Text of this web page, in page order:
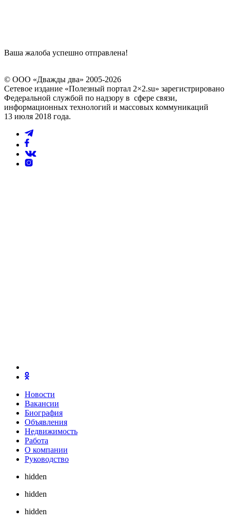
Ваша жалоба успешно отправлена!
© ООО «Дважды два» 2005-2026
Сетевое издание «Полезный портал 2×2.su» зарегистрировано
Федеральной службой по надзору в сфере связи,
информационных технологий и массовых коммуникаций
13 июля 2018 года.
Новости
Вакансии
Биография
Объявления
Недвижимость
Работа
О компании
Руководство
hidden
hidden
hidden